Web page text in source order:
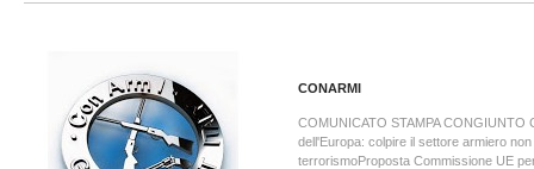
CONARMI
COMUNICATO STAMPA CONGIUNTO
dell'Europa: colpire il settore armiero
terrorismoProposta Commissione UE